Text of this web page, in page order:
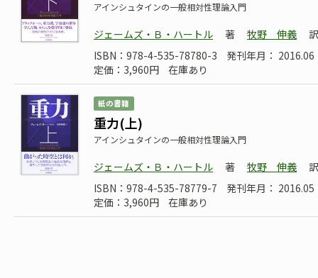
アインシュタインの一般相対性理論入門
ジェームズ・Ｂ・ハートル 著 牧野 伸義
訳
ISBN：978-4-535-78780-3
発刊年月： 2016.06
定価：3,960円
在庫あり
紙の書籍
重力(上)
アインシュタインの一般相対性理論入門
ジェームズ・Ｂ・ハートル 著 牧野 伸義
訳
ISBN：978-4-535-78779-7
発刊年月： 2016.05
定価：3,960円
在庫あり